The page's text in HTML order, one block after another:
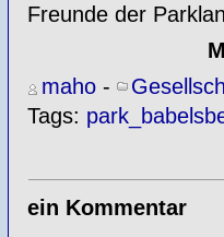
Freunde der
maho-
Tags:
ein Kommentar